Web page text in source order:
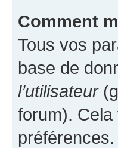
Comment
Tous vos
base de
l’utilisateur
forum).
préférences.